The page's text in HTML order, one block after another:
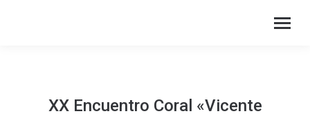
XX Encuentro Coral «Vicente